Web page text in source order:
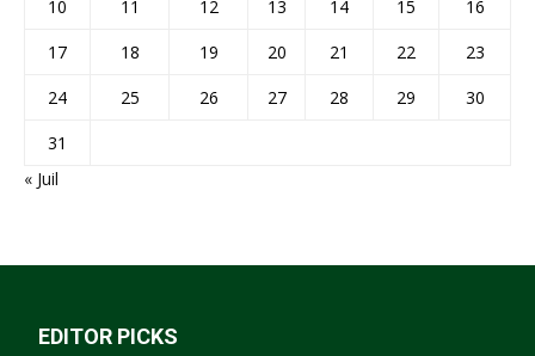
10
11 12 13 14 15
16
17
18 19 20 21 22
23
24
25 26 27 28 29
30
31
« Juil
EDITOR PICKS